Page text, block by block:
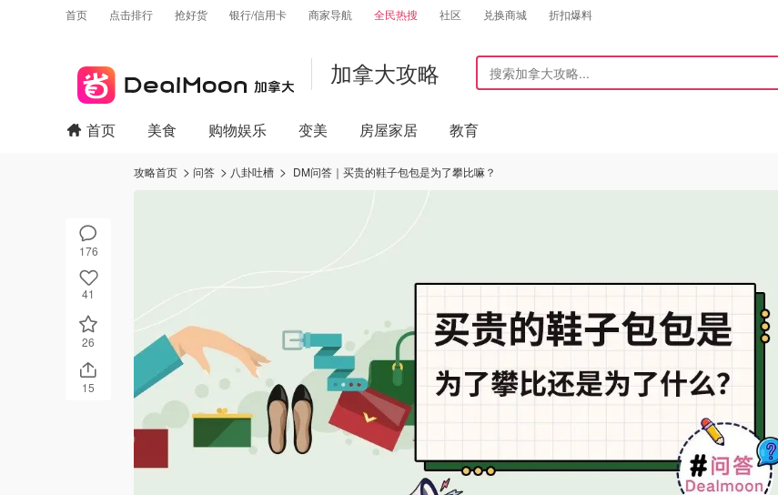
首页 点击排行 抢好货 银行/信用卡 商家导航 全民热搜 社区 兑换商城 折扣爆料
加拿大攻略
176
41
26
15
首页 美食 购物娱乐 变美 房屋家居 教育
攻略首页 问答 八卦吐槽 DM问答｜买贵的鞋子包包是为了攀比嘛？